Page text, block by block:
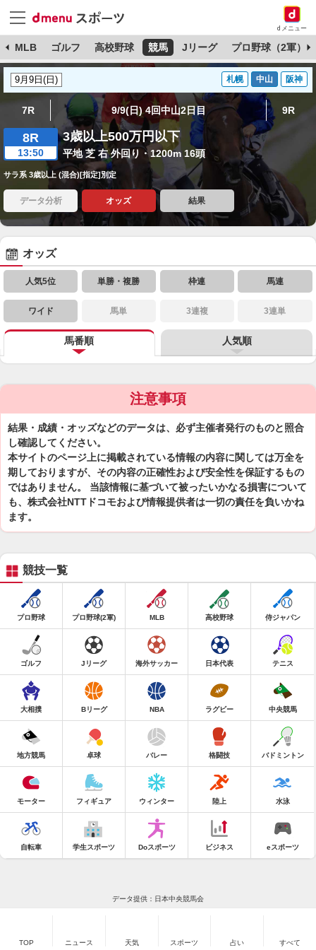
dメニュー
MLB ゴルフ 高校野球 競馬 Jリーグ プロ野球（2軍）
札幌 中山 阪神
7R 9/9(日) 4回中山2日目 9R
8R
13:50
3歳以上500万円以下
平地 芝 右 外回り・1200m 16頭
サラ系 3歳以上 (混合)[指定]別定
データ分析 オッズ 結果
オッズ
人気5位 単勝・複勝 枠連 馬連
ワイド 馬単 3連複 3連単
馬番順 人気順
注意事項
結果・成績・オッズなどのデータは、必ず主催者発行のものと照合
し確認してください。
本サイトのページ上に掲載されている情報の内容に関しては万全を
期しておりますが、その内容の正確性および安全性を保証するもの
ではありません。 当該情報に基づいて被ったいかなる損害について
も、株式会社NTTドコモおよび情報提供者は一切の責任を負いかね
ます。
競技一覧
プロ野球 プロ野球(2軍) MLB 高校野球 侍ジャパン
ゴルフ Jリーグ 海外サッカー 日本代表 テニス
大相撲 Bリーグ NBA ラグビー 中央競馬
地方競馬 卓球 バレー 格闘技 バドミントン
モーター フィギュア ウィンター 陸上 水泳
自転車 学生スポーツ Doスポーツ ビジネス eスポーツ
データ提供：日本中央競馬会
TOP ニュース 天気 スポーツ 占い すべて